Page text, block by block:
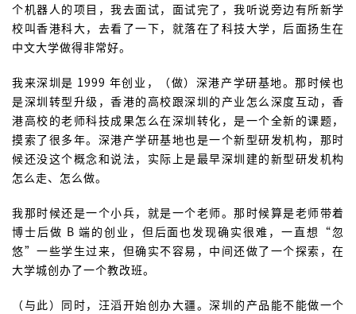
个机器人的项目，我去面试，面试完了，我听说旁边有所新学
校叫香港科大，去看了一下，就落在了科技大学，后面扬生在
中文大学做得非常好。
我来深圳是 1999 年创业，（做）深港产学研基地。那时候也
是深圳转型升级，香港的高校跟深圳的产业怎么深度互动，香
港高校的老师科技成果怎么在深圳转化，是一个全新的课题，
摸索了很多年。深港产学研基地也是一个新型研发机构，那时
候还没这个概念和说法，实际上是最早深圳建的新型研发机构
怎么走、怎么做。
我那时候还是一个小兵，就是一个老师。那时候算是老师带着
博士后做 B 端的创业，但后面也发现确实很难，一直想“忽
悠”一些学生过来，但确实不容易，中间还做了一个探索，在
大学城创办了一个教改班。
（与此）同时，汪滔开始创办大疆。深圳的产品能不能做一个